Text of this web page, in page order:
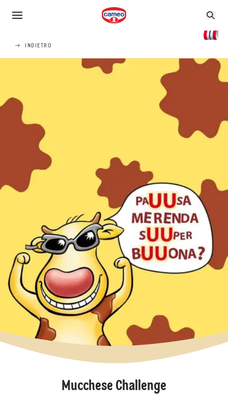
INDIETRO
Mucchese Challenge